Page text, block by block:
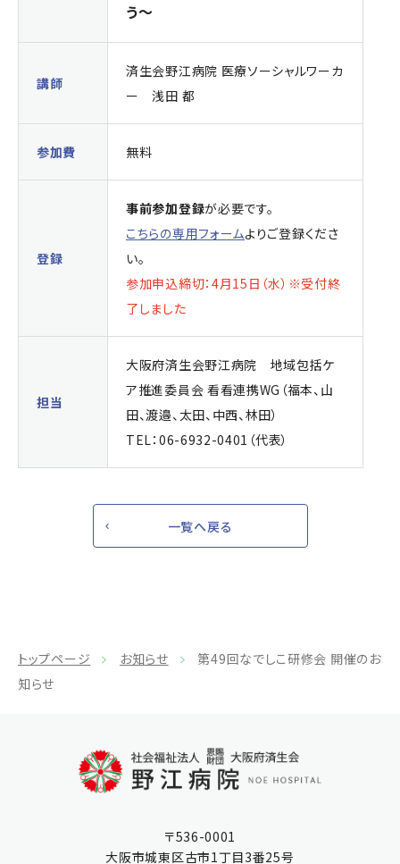
う～
講師
済生会野江病院 医療ソーシャルワーカ
ー 浅田 都
参加費 無料
登録
事前参加登録が必要です。
こちらの専用フォームよりご登録くださ
い。
参加申込締切：4月15日（水） ※受付終
了しました
担当
大阪府済生会野江病院 地域包括ケ
ア推進委員会 看看連携WG（福本、山
田、渡邉、太田、中西、林田）
TEL：06-6932-0401（代表）
一覧へ戻る
トップページ お知らせ
第49回なでしこ研修会 開催のお
知らせ
〒536-0001
大阪市城東区古市1丁目3番25号